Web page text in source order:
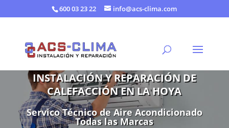
600 03 23 22 info@acs-clima.com
INSTALACIÓN Y REPARACIÓN DE
CALEFACCIÓN EN LA HOYA
Servico Técnico de Aire Acondicionado
Todas las Marcas